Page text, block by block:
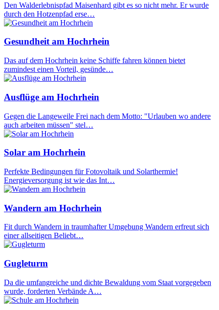
Den Walderlebnispfad Maisenhard gibt es so nicht mehr. Er wurde
durch den Hotzenpfad erse…
Gesundheit am Hochrhein
Das auf dem Hochrhein keine Schiffe fahren können bietet
zumindest einen Vorteil, gesünde…
Ausflüge am Hochrhein
Gegen die Langeweile Frei nach dem Motto: "Urlauben wo andere
auch arbeiten müssen" stel…
Solar am Hochrhein
Perfekte Bedingungen für Fotovoltaik und Solarthermie!
Energieversorgung ist wie das Int…
Wandern am Hochrhein
Fit durch Wandern in traumhafter Umgebung Wandern erfreut sich
einer allseitigen Beliebt…
Gugleturm
Da die umfangreiche und dichte Bewaldung vom Staat vorgegeben
wurde, forderten Verbände A…